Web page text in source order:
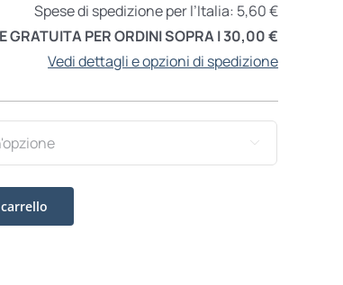
Spese di spedizione per l’Italia: 5,60 €
GRATUITA PER ORDINI SOPRA I 30,00 €
Vedi dettagli e opzioni di spedizione
